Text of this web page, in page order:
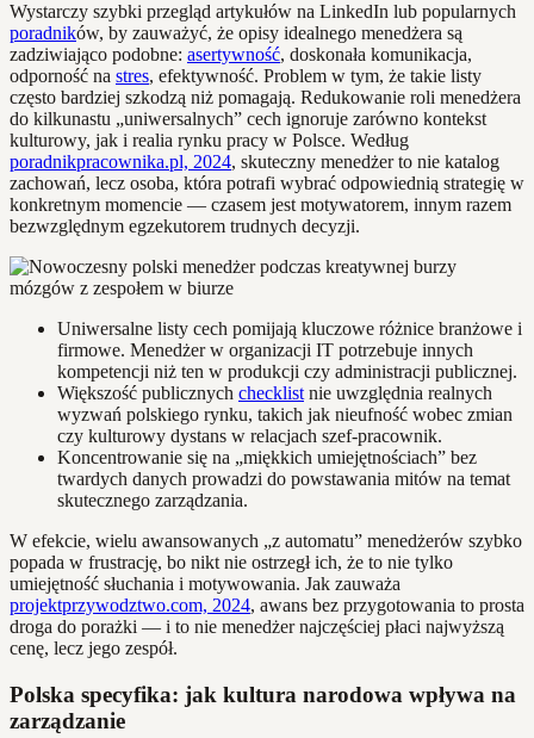
Wystarczy szybki przegląd artykułów na LinkedIn lub popularnych
poradników, by zauważyć, że opisy idealnego menedżera są
zadziwiająco podobne: asertywność, doskonała komunikacja,
odporność na stres, efektywność. Problem w tym, że takie listy
często bardziej szkodzą niż pomagają. Redukowanie roli menedżera
do kilkunastu „uniwersalnych” cech ignoruje zarówno kontekst
kulturowy, jak i realia rynku pracy w Polsce. Według
poradnikpracownika.pl, 2024, skuteczny menedżer to nie katalog
zachowań, lecz osoba, która potrafi wybrać odpowiednią strategię w
konkretnym momencie — czasem jest motywatorem, innym razem
bezwzględnym egzekutorem trudnych decyzji.
Uniwersalne listy cech pomijają kluczowe różnice branżowe i
firmowe. Menedżer w organizacji IT potrzebuje innych
kompetencji niż ten w produkcji czy administracji publicznej.
Większość publicznych checklist nie uwzględnia realnych
wyzwań polskiego rynku, takich jak nieufność wobec zmian
czy kulturowy dystans w relacjach szef-pracownik.
Koncentrowanie się na „miękkich umiejętnościach” bez
twardych danych prowadzi do powstawania mitów na temat
skutecznego zarządzania.
W efekcie, wielu awansowanych „z automatu” menedżerów szybko
popada w frustrację, bo nikt nie ostrzegł ich, że to nie tylko
umiejętność słuchania i motywowania. Jak zauważa
projektprzywodztwo.com, 2024, awans bez przygotowania to prosta
droga do porażki — i to nie menedżer najczęściej płaci najwyższą
cenę, lecz jego zespół.
Polska specyfika: jak kultura narodowa wpływa na
zarządzanie